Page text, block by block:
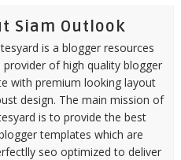
Siam Outlook
is a blogger resources
provider of high quality blogger
with premium looking layout
design. The main mission of
is to provide the best
templates which are
seo optimized to deliver